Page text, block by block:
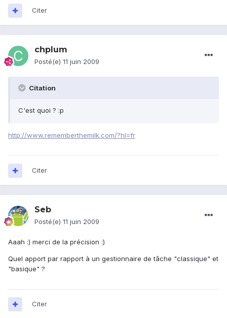
Citer
chplum
Posté(e) 11 juin 2009
Citation
C'est quoi ? :p
http://www.rememberthemilk.com/?hl=fr
Citer
Seb
Posté(e) 11 juin 2009
Aaah :) merci de la précision :)
Quel apport par rapport à un gestionnaire de tâche "classique" et
"basique" ?
Citer